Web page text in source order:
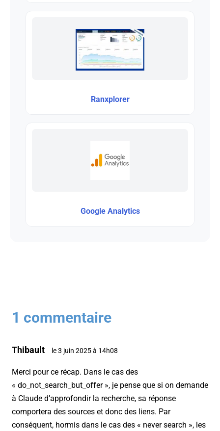
Ranxplorer
Google Analytics
1 commentaire
Thibault le 3 juin 2025 à 14h08
Merci pour ce récap. Dans le cas des
« do_not_search_but_offer », je pense que si on demande
à Claude d’approfondir la recherche, sa réponse
comportera des sources et donc des liens. Par
conséquent, hormis dans le cas des « never search », les